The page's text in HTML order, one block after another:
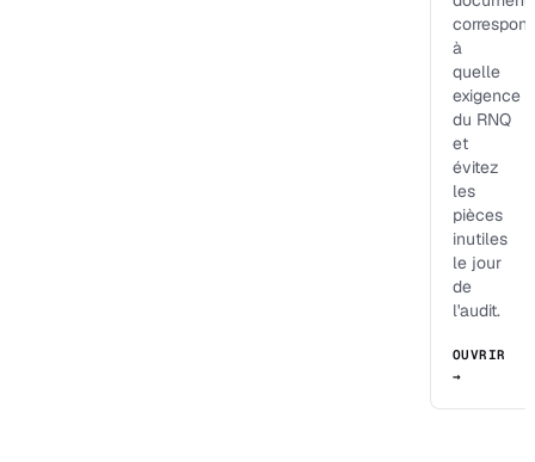
à
quelle
exigence
du RNQ
et
évitez
les
pièces
inutiles
le jour
de
l'audit.
OUVRIR
→